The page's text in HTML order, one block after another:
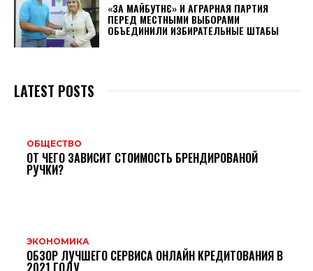
«ЗА МАЙБУТНЄ» И АГРАРНАЯ ПАРТИЯ
ПЕРЕД МЕСТНЫМИ ВЫБОРАМИ
ОБЪЕДИНИЛИ ИЗБИРАТЕЛЬНЫЕ ШТАБЫ
LATEST POSTS
ОБЩЕСТВО
ОТ ЧЕГО ЗАВИСИТ СТОИМОСТЬ БРЕНДИРОВАНОЙ
РУЧКИ?
ЭКОНОМИКА
ОБЗОР ЛУЧШЕГО СЕРВИСА ОНЛАЙН КРЕДИТОВАНИЯ В
2021 ГОДУ